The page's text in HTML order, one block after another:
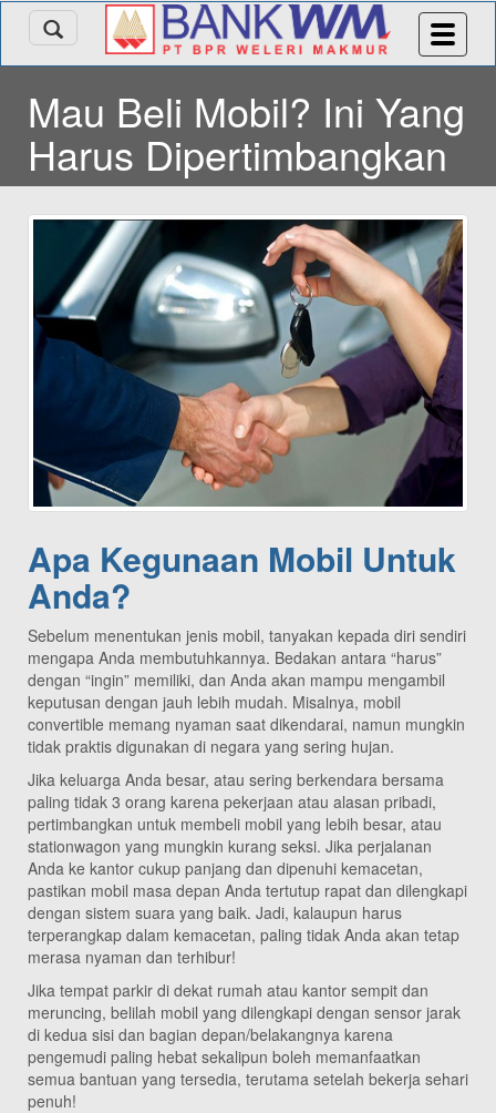
Mau Beli Mobil? Ini Yang
Harus Dipertimbangkan
Apa Kegunaan Mobil Untuk
Anda?
Sebelum menentukan jenis mobil, tanyakan kepada diri sendiri
mengapa Anda membutuhkannya. Bedakan antara “harus”
dengan “ingin” memiliki, dan Anda akan mampu mengambil
keputusan dengan jauh lebih mudah. Misalnya, mobil
convertible memang nyaman saat dikendarai, namun mungkin
tidak praktis digunakan di negara yang sering hujan.
Jika keluarga Anda besar, atau sering berkendara bersama
paling tidak 3 orang karena pekerjaan atau alasan pribadi,
pertimbangkan untuk membeli mobil yang lebih besar, atau
stationwagon yang mungkin kurang seksi. Jika perjalanan
Anda ke kantor cukup panjang dan dipenuhi kemacetan,
pastikan mobil masa depan Anda tertutup rapat dan dilengkapi
dengan sistem suara yang baik. Jadi, kalaupun harus
terperangkap dalam kemacetan, paling tidak Anda akan tetap
merasa nyaman dan terhibur!
Jika tempat parkir di dekat rumah atau kantor sempit dan
meruncing, belilah mobil yang dilengkapi dengan sensor jarak
di kedua sisi dan bagian depan/belakangnya karena
pengemudi paling hebat sekalipun boleh memanfaatkan
semua bantuan yang tersedia, terutama setelah bekerja sehari
penuh!